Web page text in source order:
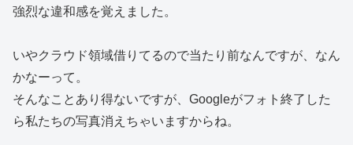
強烈な違和感を覚えました。
いやクラウド領域借りてるので当たり前なんですが、なん
かなーって。
そんなことあり得ないですが、Googleがフォト終了した
ら私たちの写真消えちゃいますからね。